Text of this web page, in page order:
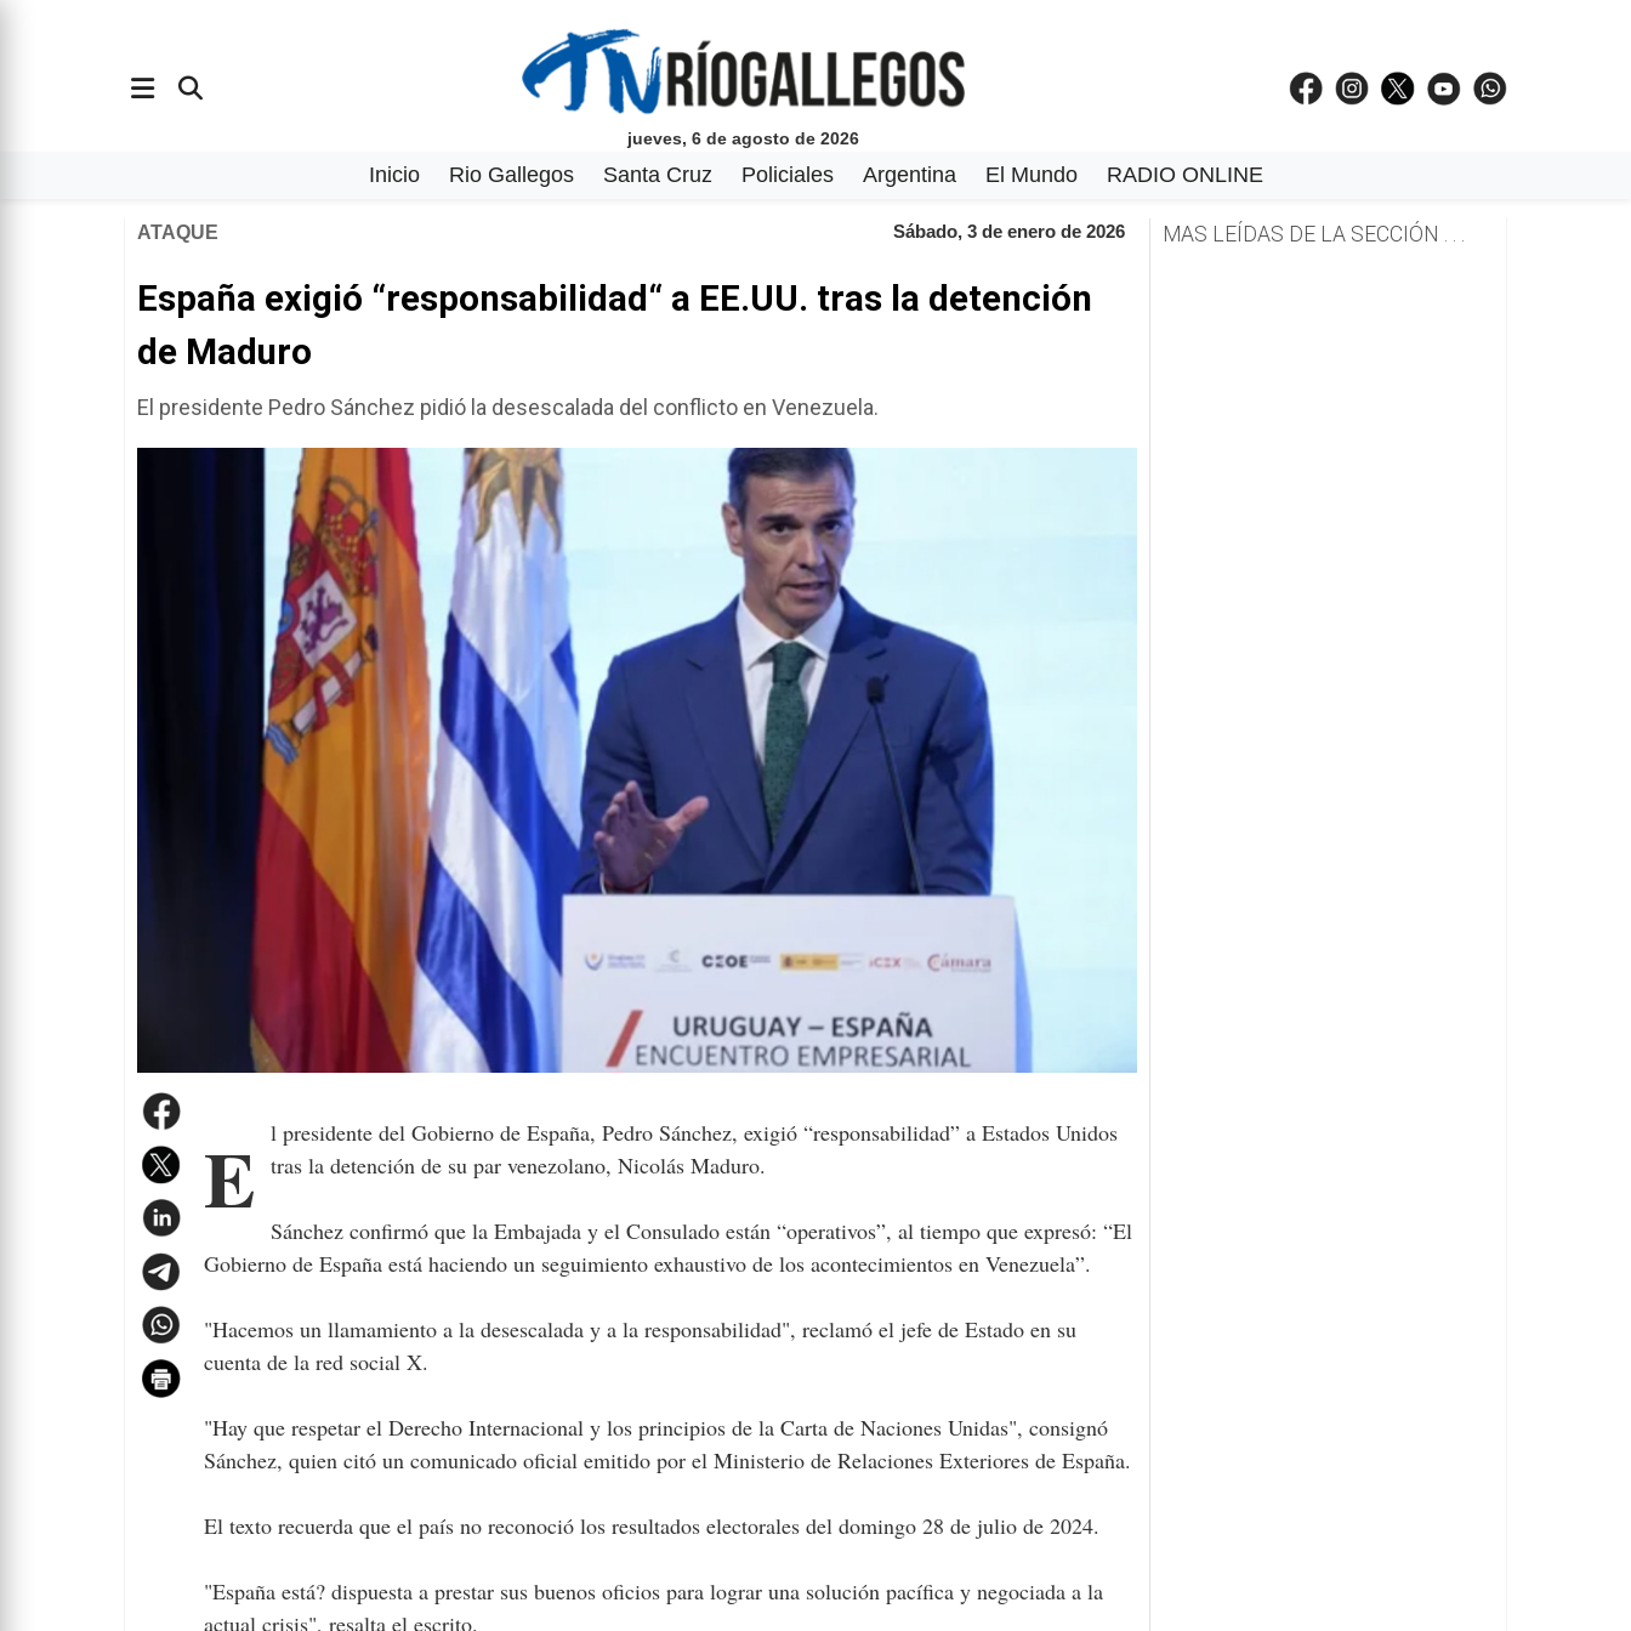
jueves, 6 de agosto de 2026
Inicio Rio Gallegos Santa Cruz Policiales Argentina El Mundo RADIO ONLINE
ATAQUE Sábado, 3 de enero de 2026
España exigió “responsabilidad“ a EE.UU. tras la detención
de Maduro
El presidente Pedro Sánchez pidió la desescalada del conflicto en Venezuela.
El presidente del Gobierno de España, Pedro Sánchez, exigió “responsabilidad” a Estados Unidos tras la detención de su par venezolano, Nicolás Maduro.
Sánchez confirmó que la Embajada y el Consulado están “operativos”, al tiempo que expresó: “El
Gobierno de España está haciendo un seguimiento exhaustivo de los acontecimientos en Venezuela”.
"Hacemos un llamamiento a la desescalada y a la responsabilidad", reclamó el jefe de Estado en su
cuenta de la red social X.
"Hay que respetar el Derecho Internacional y los principios de la Carta de Naciones Unidas", consignó
Sánchez, quien citó un comunicado oficial emitido por el Ministerio de Relaciones Exteriores de España.
El texto recuerda que el país no reconoció los resultados electorales del domingo 28 de julio de 2024.
"España está? dispuesta a prestar sus buenos oficios para lograr una solución pacífica y negociada a la
actual crisis", resalta el escrito.
MAS LEÍDAS DE LA SECCIÓN . . .